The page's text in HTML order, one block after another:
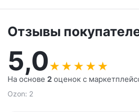
Отзывы
5,0★ ★ ★ ★ ★
На основе 2 оценок с
Ozon: 2